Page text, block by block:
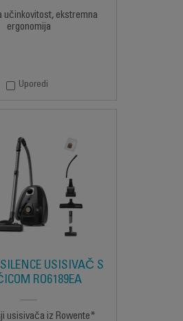
učinkovitost, ekstremna
ergonomija
Uporedi
SILENCE USISIVAČ S
RO6189EA
usisivača iz Rowente*